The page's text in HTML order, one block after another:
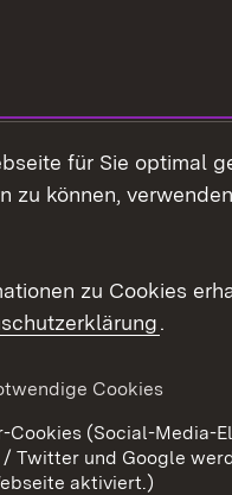
Datenschutz
Cookies
für Sie optimal
zu können,
zu Cookies
.
Cookies
Cookies (Social-Media-
/ Twitter und Google
aktiviert.)